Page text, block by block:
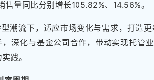
售量同比分别增长105.82%、14.56%。
潮流下，适应市场变化与需求，打造
深化与基金公司合作，带动实现托管
践。